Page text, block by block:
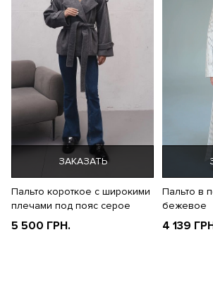
ЗАКАЗАТЬ
Пальто короткое с широкими
плечами под пояс серое
5 500 ГРН.
Пальто в
бежевое
4 139